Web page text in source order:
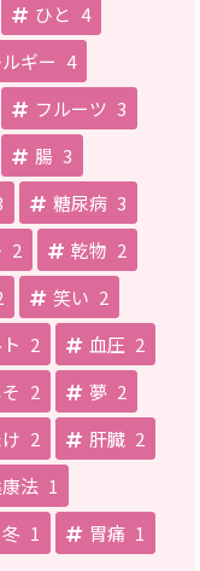
ひと 4
ギー 4
フルーツ 3
腸 3
糖尿病 3
2 乾物 2
笑い 2
2 血圧 2
2 夢 2
2 肝臓 2
法 1
冬 1 胃痛 1